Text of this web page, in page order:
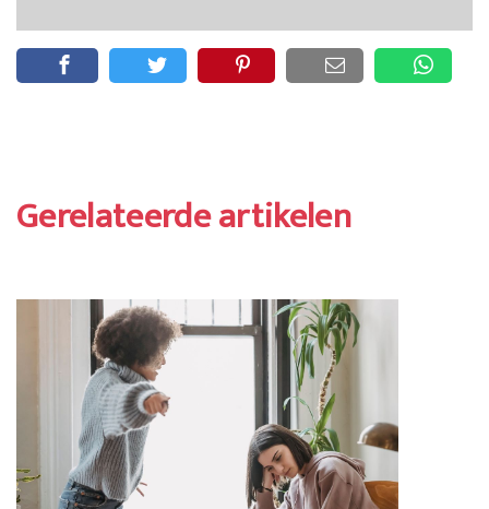
Gerelateerde artikelen